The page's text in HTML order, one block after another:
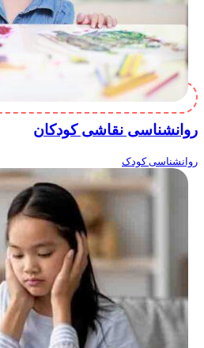
روانشناسی نقاشی کودکان
روانشناسی کودک